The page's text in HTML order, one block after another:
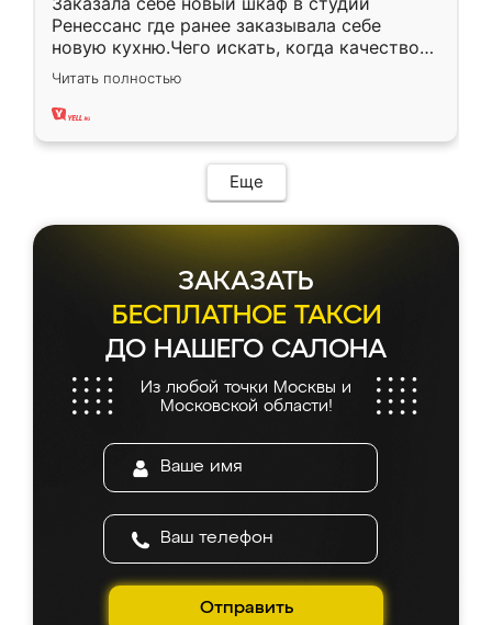
Ренессанс где ранее заказывала себе
новую кухню.Чего искать, когда качеством
вполне довольна. Служит кухня уже почти
два года, нареканий нет.
Читать полностью
Еще
ЗАКАЗАТЬ
БЕСПЛАТНОЕ ТАКСИ
ДО НАШЕГО САЛОНА
Из любой точки Москвы и
Московской области!
Отправить